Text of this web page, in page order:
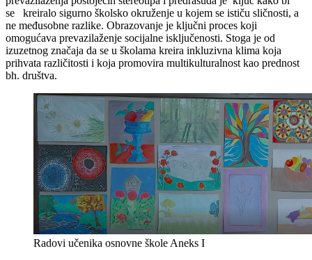
se kreiralo sigurno školsko okruženje u kojem se ističu sličnosti, a
ne međusobne razlike. Obrazovanje je ključni proces koji
omogućava prevazilaženje socijalne isključenosti. Stoga je od
izuzetnog značaja da se u školama kreira inkluzivna klima koja
prihvata različitosti i koja promovira multikulturalnost kao prednost
bh. društva.
Radovi učenika osnovne škole Aneks I